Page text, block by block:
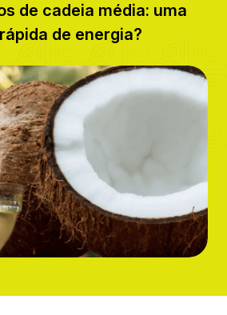
de cadeia média: uma
de energia?